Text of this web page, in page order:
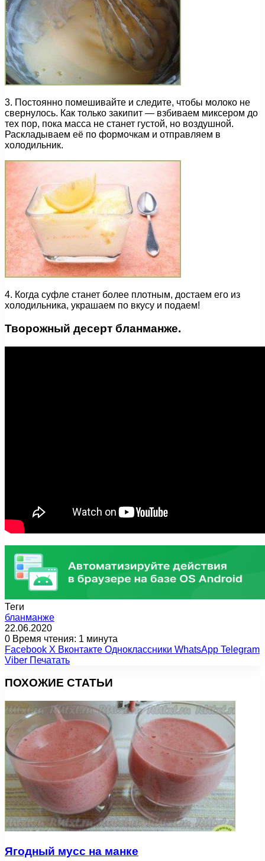
3. Постоянно помешивайте и следите, чтобы молоко не
свернулось. Как только закипит — взбиваем миксером до
тех пор, пока масса не станет густой, но воздушной.
Раскладываем её по формочкам и отправляем в
холодильник.
4. Когда суфле станет более плотным, достаем его из
холодильника, украшаем по вкусу и подаем!
Творожный десерт бланманже.
Теги
бланманже
22.06.2020
0 Время чтения: 1 минута
Facebook X Вконтакте Одноклассники WhatsApp Telegram
Viber Печатать
ПОХОЖИЕ СТАТЬИ
Ягодный мусс на манке